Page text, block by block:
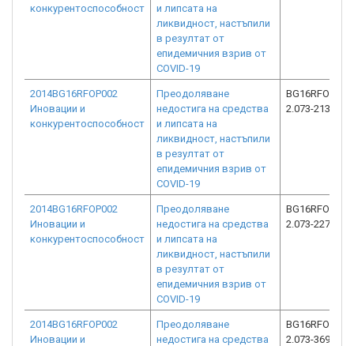
конкурентоспособност
и липсата на
ликвидност, настъпили
в резултат от
епидемичния взрив от
COVID-19
2014BG16RFOP002
Иновации и
конкурентоспособност
Преодоляване
недостига на средства
и липсата на
ликвидност, настъпили
в резултат от
епидемичния взрив от
COVID-19
BG16RFOP002-
2.073-2137-
2014BG16RFOP002
Иновации и
конкурентоспособност
Преодоляване
недостига на средства
и липсата на
ликвидност, настъпили
в резултат от
епидемичния взрив от
COVID-19
BG16RFOP002-
2.073-2274-
2014BG16RFOP002
Иновации и
Преодоляване
недостига на средства
BG16RFOP002-
2.073-3699-